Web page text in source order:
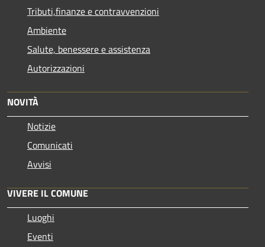
Tributi,finanze e contravvenzioni
Ambiente
Salute, benessere e assistenza
Autorizzazioni
NOVITÀ
Notizie
Comunicati
Avvisi
VIVERE IL COMUNE
Luoghi
Eventi